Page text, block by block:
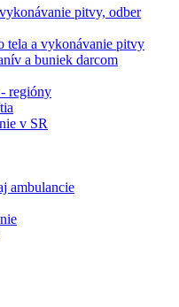
pitvy, odber
tela a vykonávanie pitvy
a buniek darcom
regióny
v SR
ambulancie